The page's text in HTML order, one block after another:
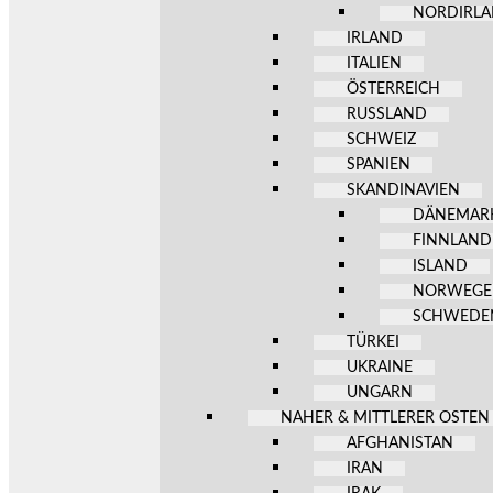
IRLAND
ITALIEN
ÖSTERREICH
RUSSLAND
SCHWEIZ
SPANIEN
SKANDINAVIEN
FINNLAND
ISLAND
TÜRKEI
UKRAINE
UNGARN
NAHER & MITTLERER OSTEN
AFGHANISTAN
IRAN